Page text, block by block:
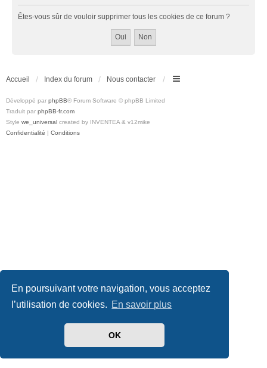
En poursuivant votre navigation, vous acceptez
l’utilisation de cookies. En savoir plus
OK
Êtes-vous sûr de vouloir supprimer tous les cookies de ce forum ?
Accueil Index du forum Nous contacter
Développé par phpBB® Forum Software © phpBB Limited
Traduit par phpBB-fr.com
Style we_universal created by INVENTEA & v12mike
Confidentialité | Conditions